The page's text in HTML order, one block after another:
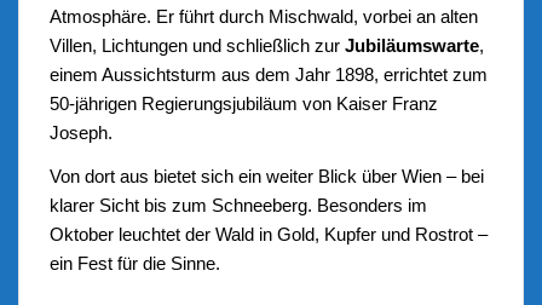
Atmosphäre. Er führt durch Mischwald, vorbei an alten
Villen, Lichtungen und schließlich zur Jubiläumswarte,
einem Aussichtsturm aus dem Jahr 1898, errichtet zum
50-jährigen Regierungsjubiläum von Kaiser Franz
Joseph.
Von dort aus bietet sich ein weiter Blick über Wien – bei
klarer Sicht bis zum Schneeberg. Besonders im
Oktober leuchtet der Wald in Gold, Kupfer und Rostrot –
ein Fest für die Sinne.